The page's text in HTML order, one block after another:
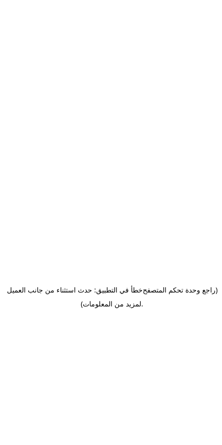
خطأ في التطبيق: حدث استثناء من جانب العميل(راجع وحدة تحكم المتصفح
لمزيد من المعلومات).